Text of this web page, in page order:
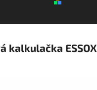
kalkulačka ESSOX